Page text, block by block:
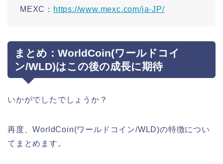
MEXC： https://www.mexc.com/ja-JP/
まとめ：WorldCoin(ワールドコイ
ン/WLD)はこの後の成長に期待
いかがでしたでしょうか？
再度、WorldCoin(ワールドコイン/WLD)の特徴につい
てまとめます。